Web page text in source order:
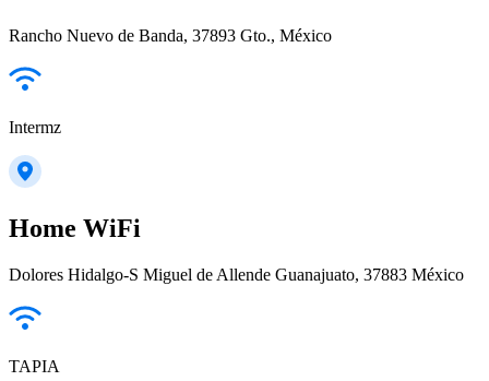
Rancho Nuevo de Banda, 37893 Gto., México
Intermz
Home WiFi
Dolores Hidalgo-S Miguel de Allende Guanajuato, 37883 México
TAPIA